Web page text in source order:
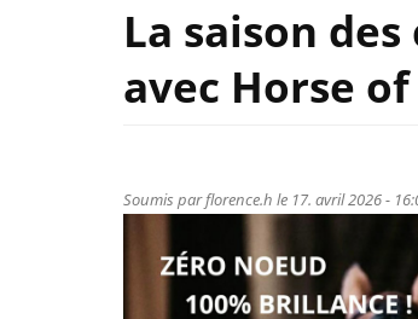
La saison
avec Horse
Soumis parflorence.h le 17. avril 2026 -